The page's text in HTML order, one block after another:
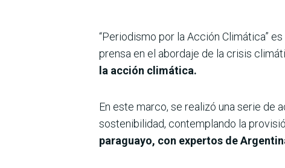
“Periodismo por la Acción Climática” es
prensa en el abordaje de la crisis
la acción climática.
En este marco, se realizó una serie
sostenibilidad, contemplando la
paraguayo, con expertos de